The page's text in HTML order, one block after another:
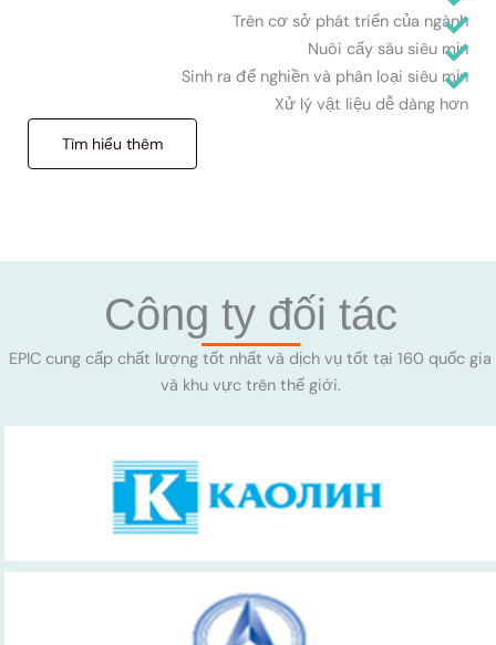
Trên cơ sở phát triển của ngành
Nuôi cấy sâu siêu mịn
Sinh ra để nghiền và phân loại siêu mịn
Xử lý vật liệu dễ dàng hơn
Tìm hiểu thêm
Công ty đối tác
EPIC cung cấp chất lượng tốt nhất và dịch vụ tốt tại 160 quốc gia
và khu vực trên thế giới.